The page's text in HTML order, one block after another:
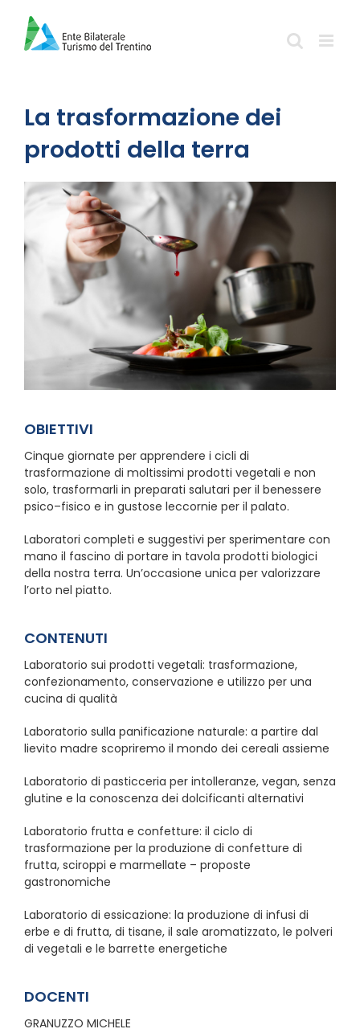
contenuto
La trasformazione dei
prodotti della terra
OBIETTIVI
Cinque giornate per apprendere i cicli di
trasformazione di moltissimi prodotti vegetali e non
solo, trasformarli in preparati salutari per il benessere
psico–fisico e in gustose leccornie per il palato.
Laboratori completi e suggestivi per sperimentare con
mano il fascino di portare in tavola prodotti biologici
della nostra terra. Un’occasione unica per valorizzare
l’orto nel piatto.
CONTENUTI
Laboratorio sui prodotti vegetali: trasformazione,
confezionamento, conservazione e utilizzo per una
cucina di qualità
Laboratorio sulla panificazione naturale: a partire dal
lievito madre scopriremo il mondo dei cereali assieme
Laboratorio di pasticceria per intolleranze, vegan, senza
glutine e la conoscenza dei dolcificanti alternativi
Laboratorio frutta e confetture: il ciclo di
trasformazione per la produzione di confetture di
frutta, sciroppi e marmellate – proposte
gastronomiche
Laboratorio di essicazione: la produzione di infusi di
erbe e di frutta, di tisane, il sale aromatizzato, le polveri
di vegetali e le barrette energetiche
DOCENTI
GRANUZZO MICHELE